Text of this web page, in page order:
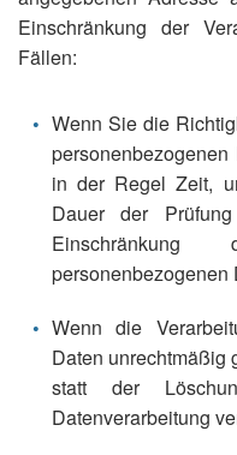
Einschränkung der
Fällen:
Wenn Sie die
in der Regel Zeit,
Dauer der
personenbezogenen
Wenn die
Daten unrechtmäßig
statt der
Datenverarbeitung